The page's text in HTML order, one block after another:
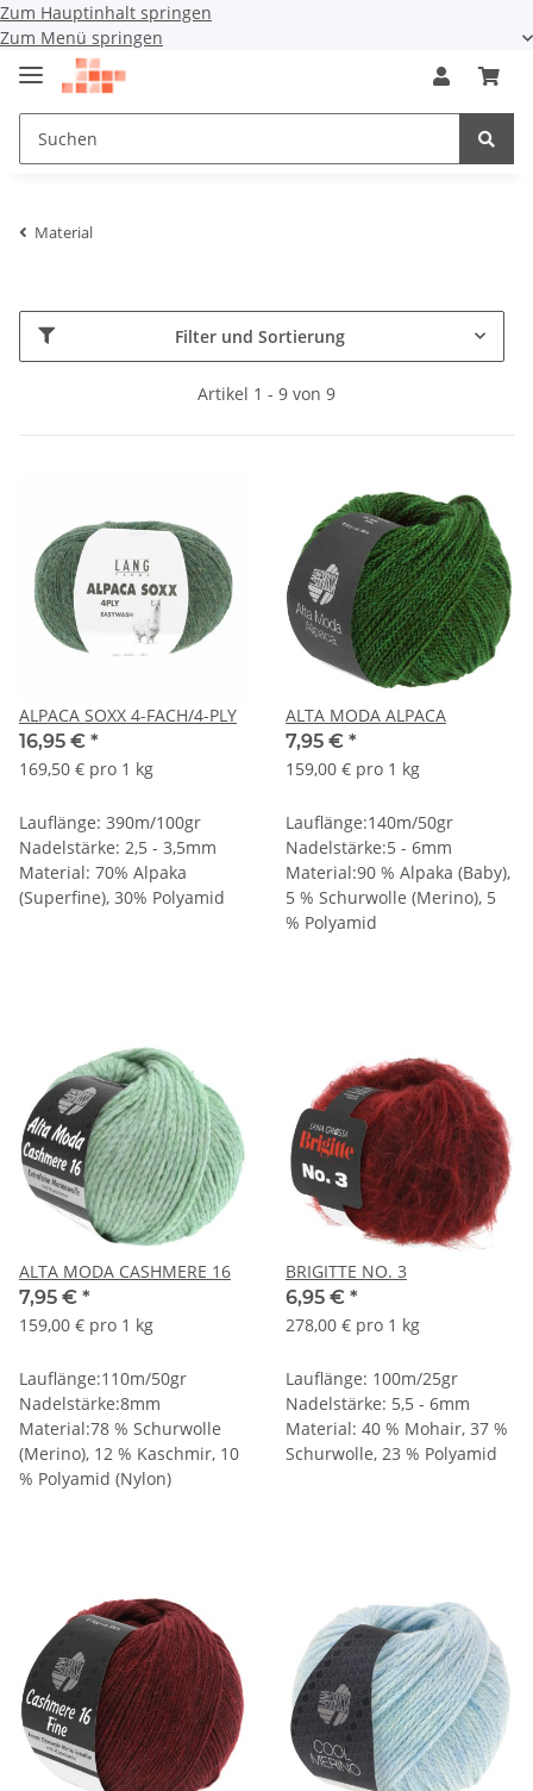
Zum Hauptinhalt springen
Zum Menü springen
Material
Filter und Sortierung
Artikel 1 - 9 von 9
ALPACA SOXX 4-FACH/4-PLY
16,95 € *
169,50 € pro 1 kg
Lauflänge: 390m/100gr
Nadelstärke: 2,5 - 3,5mm
Material: 70% Alpaka
(Superfine), 30% Polyamid
ALTA MODA ALPACA
7,95 € *
159,00 € pro 1 kg
Lauflänge:140m/50gr
Nadelstärke:5 - 6mm
Material:90 % Alpaka (Baby),
5 % Schurwolle (Merino), 5
% Polyamid
ALTA MODA CASHMERE 16
7,95 € *
159,00 € pro 1 kg
Lauflänge:110m/50gr
Nadelstärke:8mm
Material:78 % Schurwolle
(Merino), 12 % Kaschmir, 10
% Polyamid (Nylon)
BRIGITTE NO. 3
6,95 € *
278,00 € pro 1 kg
Lauflänge: 100m/25gr
Nadelstärke: 5,5 - 6mm
Material: 40 % Mohair, 37 %
Schurwolle, 23 % Polyamid